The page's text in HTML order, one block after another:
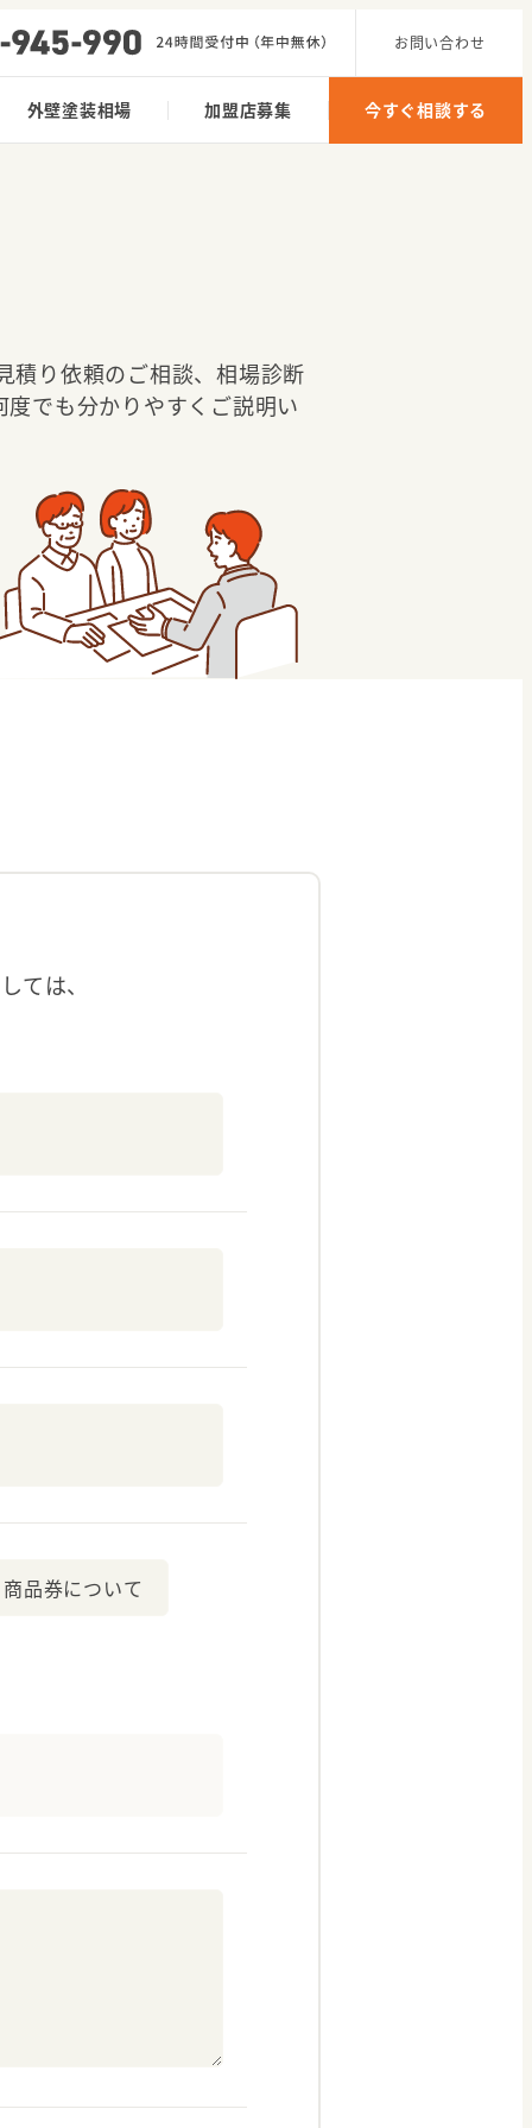
お問い合わせ
外壁塗装相場 加盟店募集 今すぐ相談する
積り依頼のご相談、相場診断
でも分かりやすくご説明い
ては、
商品券について